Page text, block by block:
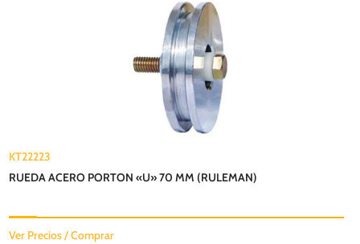
KT22223
RUEDA ACERO PORTON «U» 70 MM (RULEMAN)
Ver Precios / Comprar